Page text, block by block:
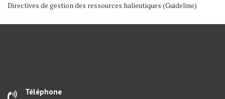
Directives de gestion des ressources halieutiques (Guideline)
Téléphone